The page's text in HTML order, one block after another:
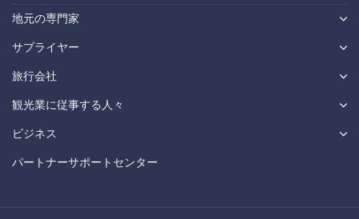
地元の専門家
サプライヤー
旅行会社
観光業に従事する人々
ビジネス
パートナーサポートセンター